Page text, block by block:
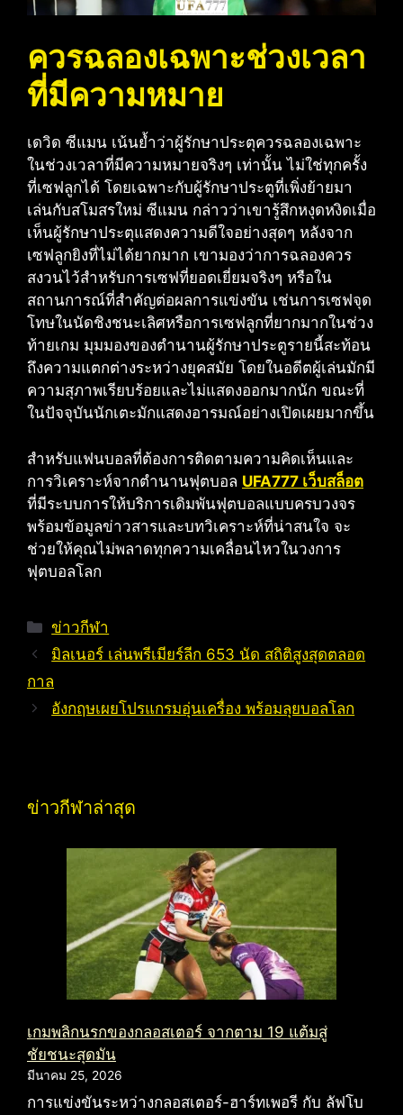
ควรฉลองเฉพาะช่วงเวลา
ที่มีความหมาย
เดวิด ซีแมน เน้นย้ำว่าผู้รักษาประตุควรฉลองเฉพาะ
ในช่วงเวลาที่มีความหมายจริงๆ เท่านั้น ไม่ใช่ทุกครั้ง
ที่เซฟลูกได้ โดยเฉพาะกับผู้รักษาประตูที่เพิ่งย้ายมา
เล่นกับสโมสรใหม่ ซีแมน กล่าวว่าเขารู้สึกหงุดหงิดเมื่อ
เห็นผู้รักษาประตุแสดงความดีใจอย่างสุดๆ หลังจาก
เซฟลูกยิงที่ไม่ได้ยากมาก เขามองว่าการฉลองควร
สงวนไว้สำหรับการเซฟที่ยอดเยี่ยมจริงๆ หรือใน
สถานการณ์ที่สำคัญต่อผลการแข่งขัน เช่นการเซฟจุด
โทษในนัดชิงชนะเลิศหรือการเซฟลูกที่ยากมากในช่วง
ท้ายเกม มุมมองของตำนานผู้รักษาประตูรายนี้สะท้อน
ถึงความแตกต่างระหว่างยุคสมัย โดยในอดีตผู้เล่นมักมี
ความสุภาพเรียบร้อยและไม่แสดงออกมากนัก ขณะที่
ในปัจจุบันนักเตะมักแสดงอารมณ์อย่างเปิดเผยมากขึ้น
สำหรับแฟนบอลที่ต้องการติดตามความคิดเห็นและ
การวิเคราะห์จากตำนานฟุตบอล UFA777 เว็บสล็อต
ที่มีระบบการให้บริการเดิมพันฟุตบอลแบบครบวงจร
พร้อมข้อมูลข่าวสารและบทวิเคราะห์ที่น่าสนใจ จะ
ช่วยให้คุณไม่พลาดทุกความเคลื่อนไหวในวงการ
ฟุตบอลโลก
Categories
ข่าวกีฬา
มิลเนอร์ เล่นพรีเมียร์ลีก 653 นัด สถิติสูงสุดตลอด
กาล
อังกฤษเผยโปรแกรมอุ่นเครื่อง พร้อมลุยบอลโลก
ข่าวกีฬาล่าสุด
เกมพลิกนรกของกลอสเตอร์ จากตาม 19 แต้มสู่
ชัยชนะสุดมัน
มีนาคม 25, 2026
การแข่งขันระหว่างกลอสเตอร์-ฮาร์ทเพอรี กับ ลัฟโบ